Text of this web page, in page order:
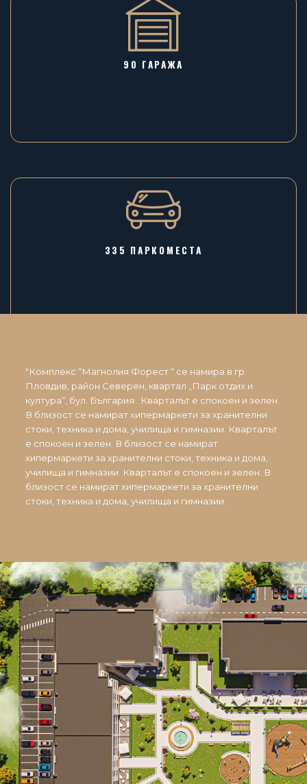
90 ГАРАЖA
335 ПАРКОМЕСТА
"Комплекс “Магнолия Форест “ се намира в гр.
Пловдив, район Северен, квартал „Парк отдих и
култура“, бул. България . Кварталът е спокоен и зелен.
В близост се намират хипермаркети за хранителни
стоки, техника и дома, училища и гимназии. Кварталът
е спокоен и зелен. В близост се намират
хипермаркети за хранителни стоки, техника и дома,
училища и гимназии. Кварталът е спокоен и зелен. В
близост се намират хипермаркети за хранителни
стоки, техника и дома, училища и гимназии.